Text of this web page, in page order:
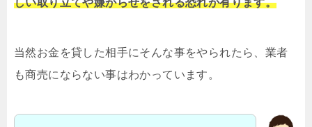
当然お金を貸した相手にそんな事をやられたら、業者
も商売にならない事はわかっています。